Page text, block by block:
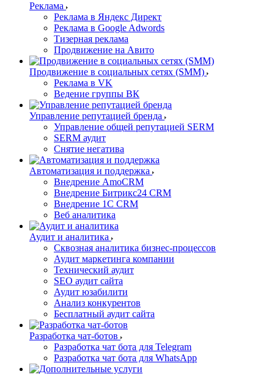
Реклама
Реклама в Яндекс Директ
Реклама в Google Adwords
Тизерная реклама
Продвижение на Авито
Продвижение в социальных сетях (SMM)
Реклама в VK
Ведение группы ВК
Управление репутацией бренда
Управление общей репутацией SERM
SERM аудит
Снятие негатива
Автоматизация и поддержка
Внедрение AmoCRM
Внедрение Битрикс24 CRM
Внедрение 1C CRM
Веб аналитика
Аудит и аналитика
Сквозная аналитика бизнес-процессов
Аудит маркетинга компании
Технический аудит
SEO аудит сайта
Аудит юзабилити
Анализ конкурентов
Бесплатный аудит сайта
Разработка чат-ботов
Разработка чат бота для Telegram
Разработка чат бота для WhatsApp